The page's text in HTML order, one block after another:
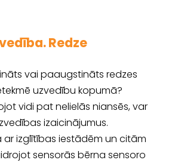
Redze
vai paaugstināts redzes
uzvedību kopumā?
vidi pat nelielās niansēs, var
izaicinājumus.
ar izglītības iestādēm un citām
sensorās bērna sensoro